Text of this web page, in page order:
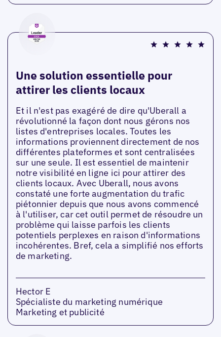
Une solution essentielle pour
attirer les clients locaux
Et il n'est pas exagéré de dire qu'Uberall a
révolutionné la façon dont nous gérons nos
listes d'entreprises locales. Toutes les
informations proviennent directement de nos
différentes plateformes et sont centralisées
sur une seule. Il est essentiel de maintenir
notre visibilité en ligne ici pour attirer des
clients locaux. Avec Uberall, nous avons
constaté une forte augmentation du trafic
piétonnier depuis que nous avons commencé
à l'utiliser, car cet outil permet de résoudre un
problème qui laisse parfois les clients
potentiels perplexes en raison d'informations
incohérentes. Bref, cela a simplifié nos efforts
de marketing.
Hector E
Spécialiste du marketing numérique
Marketing et publicité